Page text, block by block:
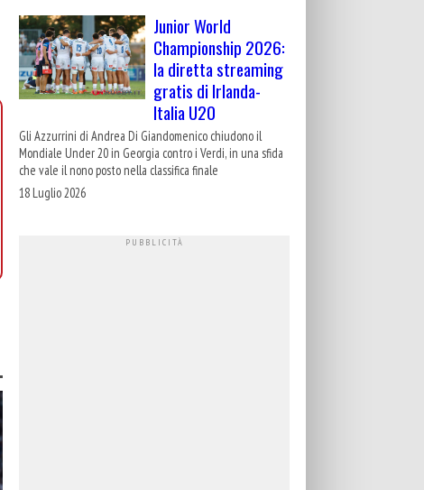
Junior World
Championship 2026:
la diretta streaming
gratis di Irlanda-
Italia U20
Gli Azzurrini di Andrea Di Giandomenico chiudono il
Mondiale Under 20 in Georgia contro i Verdi, in una sfida
che vale il nono posto nella classifica finale
18 Luglio 2026